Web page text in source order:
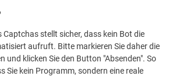
Captchas stellt sicher, dass kein Bot die
aufruft. Bitte markieren Sie daher die
und klicken Sie den Button "Absenden". So
Sie kein Programm, sondern eine reale